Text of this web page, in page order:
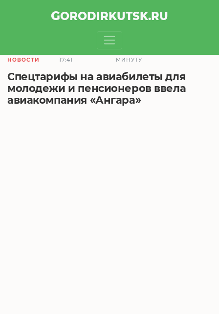
GORODIRKUTSK.RU
НОВОСТИ
17:41
МИНУТУ
Спецтарифы на авиабилеты для
молодежи и пенсионеров ввела
авиакомпания «Ангара»